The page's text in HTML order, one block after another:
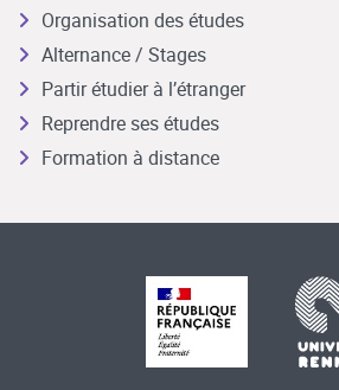
Organisation des études
Alternance / Stages
Partir étudier à l’étranger
Reprendre ses études
Formation à distance